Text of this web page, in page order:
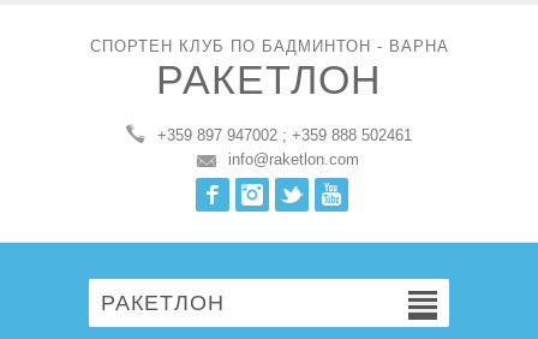
СПОРТЕН КЛУБ ПО БАДМИНТОН - ВАРНА
РАКЕТЛОН
+359 897 947002 ; +359 888 502461
info@raketlon.com
FacebookInstagram
Twitter
РАКЕТЛОН